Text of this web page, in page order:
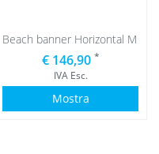
Beach banner Horizontal M
€ 146,90 *
IVA Esc.
Mostra